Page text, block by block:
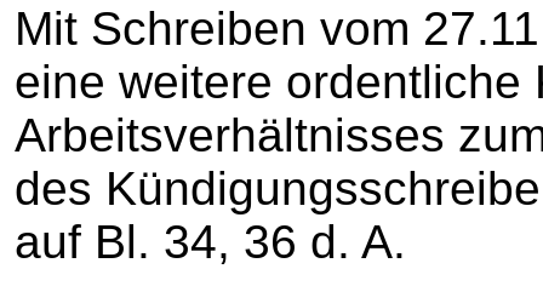
Mit Schreiben vom
eine weitere ordentliche
Arbeitsverhältnisses
des
auf Bl. 34, 36 d. A.